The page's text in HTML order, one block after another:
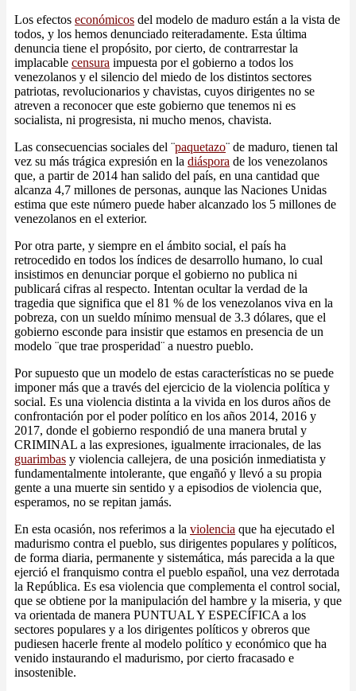
Los efectos económicos del modelo de maduro están a la vista de
todos, y los hemos denunciado reiteradamente. Esta última
denuncia tiene el propósito, por cierto, de contrarrestar la
implacable censura impuesta por el gobierno a todos los
venezolanos y el silencio del miedo de los distintos sectores
patriotas, revolucionarios y chavistas, cuyos dirigentes no se
atreven a reconocer que este gobierno que tenemos ni es
socialista, ni progresista, ni mucho menos, chavista.
Las consecuencias sociales del ¨paquetazo¨ de maduro, tienen tal
vez su más trágica expresión en la diáspora de los venezolanos
que, a partir de 2014 han salido del país, en una cantidad que
alcanza 4,7 millones de personas, aunque las Naciones Unidas
estima que este número puede haber alcanzado los 5 millones de
venezolanos en el exterior.
Por otra parte, y siempre en el ámbito social, el país ha
retrocedido en todos los índices de desarrollo humano, lo cual
insistimos en denunciar porque el gobierno no publica ni
publicará cifras al respecto. Intentan ocultar la verdad de la
tragedia que significa que el 81 % de los venezolanos viva en la
pobreza, con un sueldo mínimo mensual de 3.3 dólares, que el
gobierno esconde para insistir que estamos en presencia de un
modelo ¨que trae prosperidad¨ a nuestro pueblo.
Por supuesto que un modelo de estas características no se puede
imponer más que a través del ejercicio de la violencia política y
social. Es una violencia distinta a la vivida en los duros años de
confrontación por el poder político en los años 2014, 2016 y
2017, donde el gobierno respondió de una manera brutal y
CRIMINAL a las expresiones, igualmente irracionales, de las
guarimbas y violencia callejera, de una posición inmediatista y
fundamentalmente intolerante, que engañó y llevó a su propia
gente a una muerte sin sentido y a episodios de violencia que,
esperamos, no se repitan jamás.
En esta ocasión, nos referimos a la violencia que ha ejecutado el
madurismo contra el pueblo, sus dirigentes populares y políticos,
de forma diaria, permanente y sistemática, más parecida a la que
ejerció el franquismo contra el pueblo español, una vez derrotada
la República. Es esa violencia que complementa el control social,
que se obtiene por la manipulación del hambre y la miseria, y que
va orientada de manera PUNTUAL Y ESPECÍFICA a los
sectores populares y a los dirigentes políticos y obreros que
pudiesen hacerle frente al modelo político y económico que ha
venido instaurando el madurismo, por cierto fracasado e
insostenible.